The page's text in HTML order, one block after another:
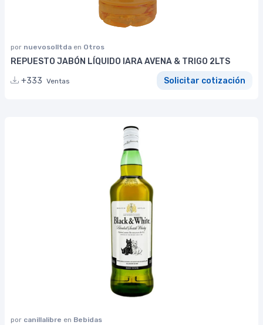
por nuevosolltda en Otros
REPUESTO JABÓN LÍQUIDO IARA AVENA & TRIGO 2LTS
+333 Ventas Solicitar cotización
por canillalibre en Bebidas